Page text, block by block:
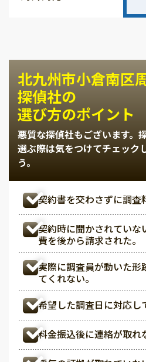
北九州市小倉南区
探偵社の
選び方のポイント
悪質な探偵社もございます。
選ぶ際は気をつけてチェック
う。
契約書を交わさずに調査
契約時に聞かされていな
費を後から請求された。
実際に調査員が動いた形
てくれない。
希望した調査日に対応し
料金振込後に連絡が取れ